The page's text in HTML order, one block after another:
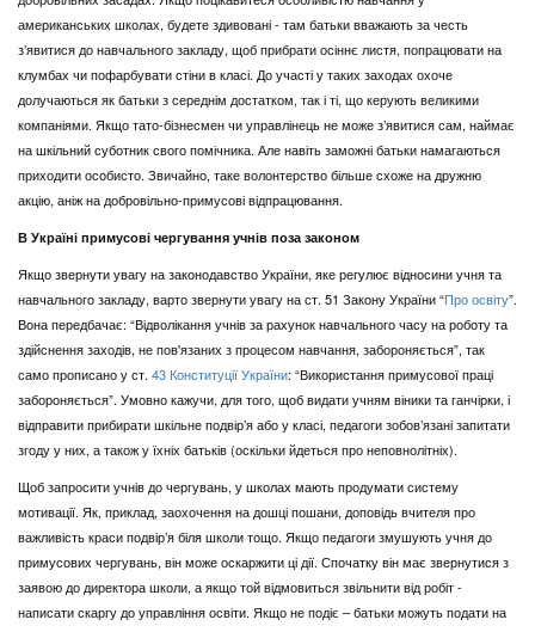
американських школах, будете здивовані - там батьки вважають за честь
з’явитися до навчального закладу, щоб прибрати осіннє листя, попрацювати на
клумбах чи пофарбувати стіни в класі. До участі у таких заходах охоче
долучаються як батьки з середнім достатком, так і ті, що керують великими
компаніями. Якщо тато-бізнесмен чи управлінець не може з’явитися сам, наймає
на шкільний суботник свого помічника. Але навіть заможні батьки намагаються
приходити особисто. Звичайно, таке волонтерство більше схоже на дружню
акцію, аніж на добровільно-примусові відпрацювання.
В Україні примусові чергування учнів поза законом
Якщо звернути увагу на законодавство України, яке регулює відносини учня та
навчального закладу, варто звернути увагу на ст. 51 Закону України “Про освіту”.
Вона передбачає: “Відволікання учнів за рахунок навчального часу на роботу та
здійснення заходів, не пов'язаних з процесом навчання, забороняється”, так
само прописано у ст. 43 Конституції України: “Використання примусової праці
забороняється”. Умовно кажучи, для того, щоб видати учням віники та ганчірки, і
відправити прибирати шкільне подвір’я або у класі, педагоги зобов’язані запитати
згоду у них, а також у їхніх батьків (оскільки йдеться про неповнолітніх).
Щоб запросити учнів до чергувань, у школах мають продумати систему
мотивації. Як, приклад, заохочення на дошці пошани, доповідь вчителя про
важливість краси подвір’я біля школи тощо. Якщо педагоги змушують учня до
примусових чергувань, він може оскаржити ці дії. Спочатку він має звернутися з
заявою до директора школи, а якщо той відмовиться звільнити від робіт -
написати скаргу до управління освіти. Якщо не подіє – батьки можуть подати на